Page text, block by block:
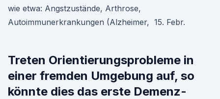
wie etwa: Angstzustände, Arthrose,
Autoimmunerkrankungen (Alzheimer, 15. Febr.
Treten Orientierungsprobleme in
einer fremden Umgebung auf, so
könnte dies das erste Demenz-